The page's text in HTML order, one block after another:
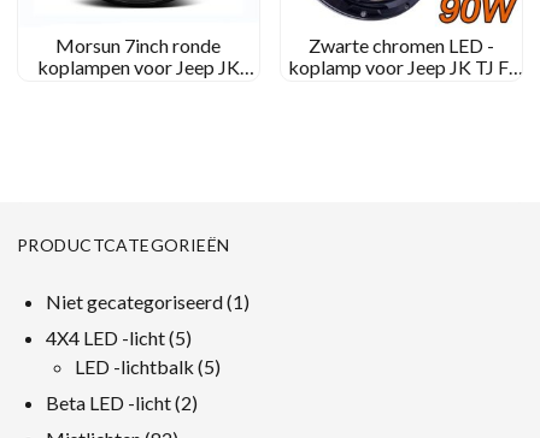
Morsun 7inch ronde
koplampen voor Jeep JK
Zwarte chromen LED -
koplamp voor Jeep JK TJ FJ
PRODUCTCATEGORIEËN
Niet gecategoriseerd 11
4X4 LED -licht 55
producten
LED -lichtbalk 55
Beta LED -licht 22